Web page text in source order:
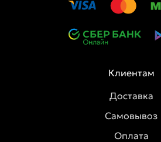
Клиентам
Доставка
Самовывоз
Оплата